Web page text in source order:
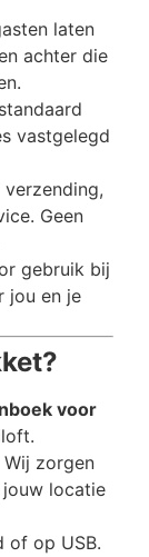
laten
achter die
vastgelegd
verzending,
Geen
gebruik bij
jou en je
voor
Wij zorgen
locatie
of op USB.